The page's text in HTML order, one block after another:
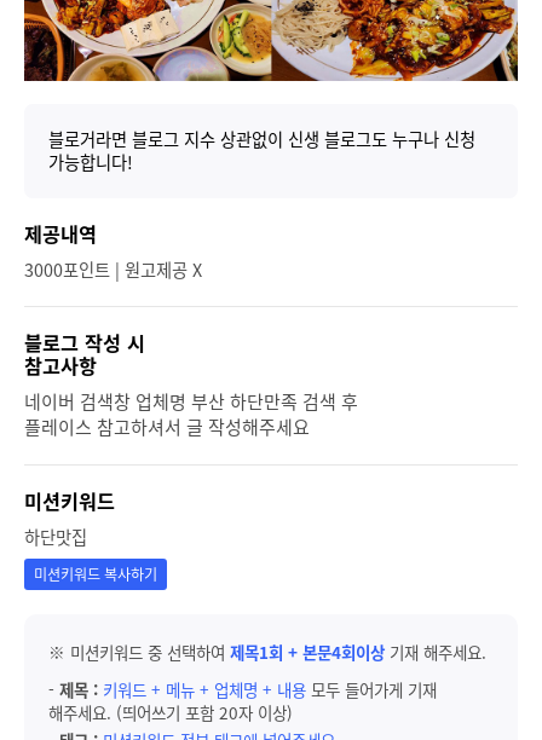
블로거라면 블로그 지수 상관없이 신생 블로그도 누구나 신청
가능합니다!
제공내역
3000포인트 | 원고제공 X
블로그 작성 시
참고사항
네이버 검색창 업체명 부산 하단만족 검색 후
플레이스 참고하셔서 글 작성해주세요
미션키워드
하단맛집
미션키워드 복사하기
※ 미션키워드 중 선택하여 제목1회 + 본문4회이상 기재 해주세요.
- 제목 : 키워드 + 메뉴 + 업체명 + 내용 모두 들어가게 기재
해주세요. (띄어쓰기 포함 20자 이상)